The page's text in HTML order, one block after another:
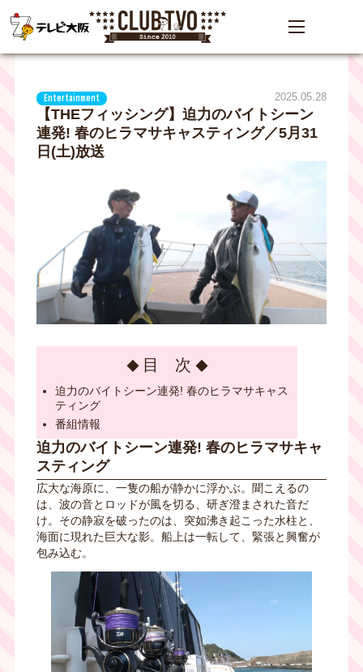
Entertainment 2025.05.28
【THEフィッシング】迫力のバイトシーン
連発! 春のヒラマサキャスティング／5月31
日(土)放送
目 次
迫力のバイトシーン連発! 春のヒラマサキャス
ティング
番組情報
迫力のバイトシーン連発! 春のヒラマサキャ
スティング
広大な海原に、一隻の船が静かに浮かぶ。聞こえるの
は、波の音とロッドが風を切る、研ぎ澄まされた音だ
け。その静寂を破ったのは、突如沸き起こった水柱と、
海面に現れた巨大な影。船上は一転して、緊張と興奮が
包み込む。